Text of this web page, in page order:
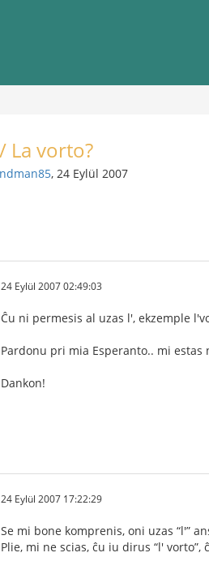
La vorto?
, 24 Eylül 2007
24 Eylül 2007 02:49:03
Ĉu ni permesis al uzas l', ekzemple
Pardonu pri mia Esperanto.. mi
Dankon!
24 Eylül 2007 17:22:29
Se mi bone komprenis, oni uzas “l'”
Plie, mi ne scias, ĉu iu dirus “l'